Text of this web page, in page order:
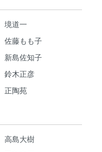
境道一
佐藤もも子
新島佐知子
鈴木正彦
正陶苑
高島大樹